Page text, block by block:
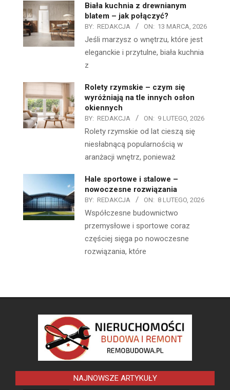
Biała kuchnia z drewnianym
blatem – jak połączyć?
BY: REDAKCJA ON: 13 MARCA, 2026
Jeśli marzysz o wnętrzu, które jest
eleganckie i przytulne, biała kuchnia
z
Rolety rzymskie – czym się
wyróżniają na tle innych osłon
okiennych
BY: REDAKCJA ON: 9 LUTEGO, 2026
Rolety rzymskie od lat cieszą się
niesłabnącą popularnością w
aranżacji wnętrz, ponieważ
Hale sportowe i stalowe –
nowoczesne rozwiązania
BY: REDAKCJA ON: 8 LUTEGO, 2026
Współczesne budownictwo
przemysłowe i sportowe coraz
częściej sięga po nowoczesne
rozwiązania, które
NAJNOWSZE ARTYKUŁY